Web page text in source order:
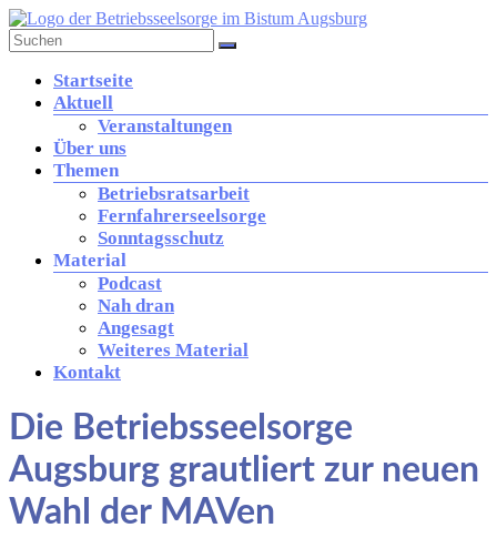
Zum
Inhalt
springen
der
Diözese
Augsburg
Kirche
Arbeitswelt
Menü
Startseite
Aktuell
Veranstaltungen
Über uns
Themen
Betriebsratsarbeit
Fernfahrerseelsorge
Sonntagsschutz
Material
Podcast
Nah dran
Angesagt
Weiteres Material
Kontakt
Die Betriebsseelsorge
Augsburg grautliert zur neuen
Wahl der MAVen